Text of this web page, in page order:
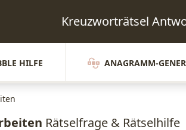
Kreuzworträtsel
HILFE ANAGRAMM-
Rätselfrage & Rätselhilfe